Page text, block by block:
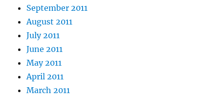
September 2011
August 2011
July 2011
June 2011
May 2011
April 2011
March 2011